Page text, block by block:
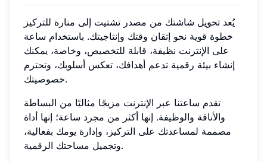
يُعد تحويل شاشتك من مصدر تشتيت إلى منارة للتركيز
خطوة قوية نحو إتقان وقتك وإنتاجيتك. باستخدام ساعة
على الإنترنت نظيفة، قابلة للتخصيص، وخاصة، يمكنك
إنشاء بيئة رقمية تدعم أهدافك، تعكس أسلوبك، وتحترم
خصوصيتك.
تقدم ساعتنا عبر الإنترنت مزيجًا مثاليًا من البساطة
والأناقة والوظيفة. إنها أكثر من مجرد ساعة؛ إنها أداة
مصممة لمساعدتك على التركيز، وإدارة يومك بفعالية،
وتجميل مساحتك الرقمية.